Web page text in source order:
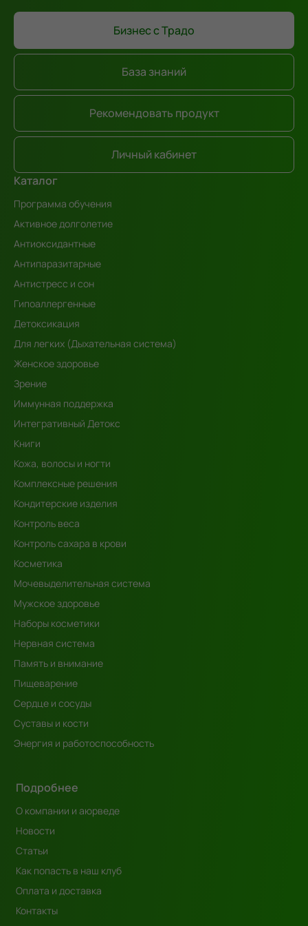
Каталог
Программа обучения
Активное долголетие
Антиоксидантные
Антипаразитарные
Антистресс и сон
Гипоаллергенные
Детоксикация
Для легких (Дыхательная система)
Женское здоровье
Зрение
Иммунная поддержка
Интегративный Детокс
Книги
Кожа, волосы и ногти
Комплексные решения
Кондитерские изделия
Контроль веса
Контроль сахара в крови
Косметика
Мочевыделительная система
Мужское здоровье
Наборы косметики
Нервная система
Память и внимание
Пищеварение
Сердце и сосуды
Суставы и кости
Энергия и работоспособность
Подробнее
О компании и аюрведе
Новости
Статьи
Как попасть в наш клуб
Оплата и доставка
Контакты
Бизнес с Традо
База знаний
Рекомендовать продукт
Личный кабинет